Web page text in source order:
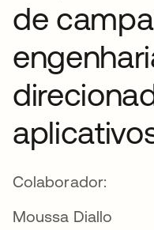
de
Colaborador:
Moussa Diallo